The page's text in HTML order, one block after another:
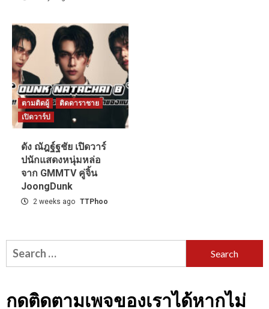
ตามติดผู้
ติดดาราชาย
เปิดวาร์ป
ดัง ณัฎฐ์ฐชัย เปิดวาร์
ปนักแสดงหนุ่มหล่อ
จาก GMMTV คู่จิ้น
JoongDunk
2 weeks ago TTPhoo
Search
for:
กดติดตามเพจของเราได้หากไม่